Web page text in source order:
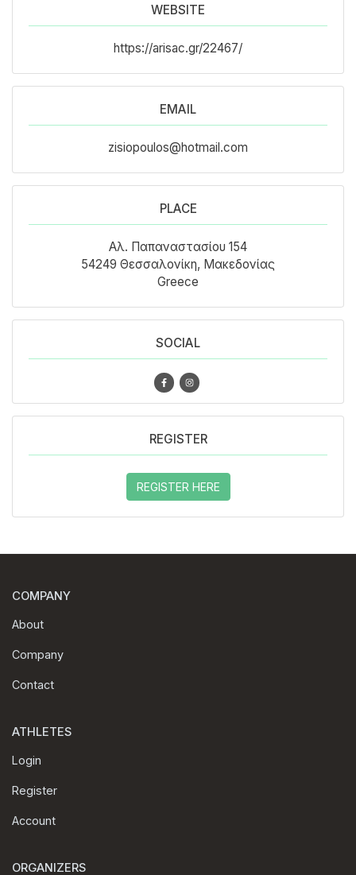
WEBSITE
https://arisac.gr/22467/
EMAIL
zisiopoulos@hotmail.com
PLACE
Αλ. Παπαναστασίου 154
54249 Θεσσαλονίκη, Μακεδονίας
Greece
SOCIAL
REGISTER
REGISTER HERE
COMPANY
About
Company
Contact
ATHLETES
Login
Register
Account
ORGANIZERS